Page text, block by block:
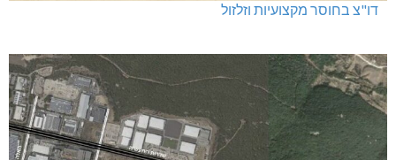
דו"צ בחוסר מקצועיות וזלזול